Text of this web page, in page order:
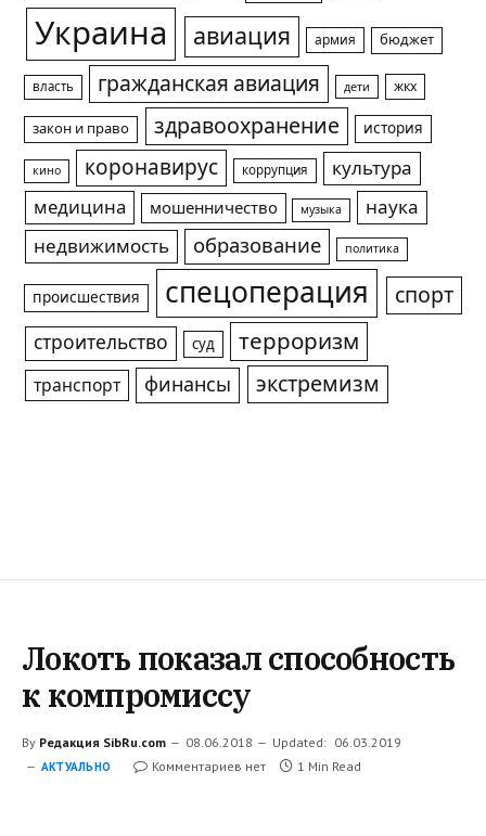
Украина авиация армия бюджет
власть гражданская авиация дети жкх
закон и право здравоохранение история
кино коронавирус коррупция
культура
медицина
мошенничество музыка
наука
недвижимость
образование политика
происшествия спецоперация спорт
строительство суд терроризм
транспорт финансы экстремизм
Локоть показал способность
к компромиссу
By Редакция SibRu.com 08.06.2018 Updated: 06.03.2019
АКТУАЛЬНО Комментариев нет 1 Min Read